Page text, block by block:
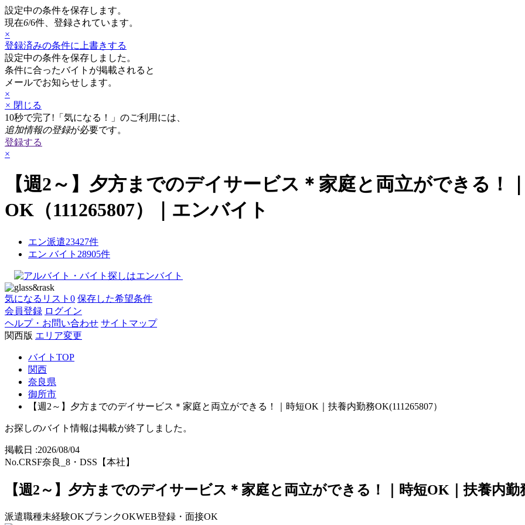
設定中の条件を保存します。
現在6/6件、登録されています。
×
登録済みの条件に上書きする
設定中の条件を保存しました。
条件に合ったバイトが掲載されると
メールでお知らせします。
×
× 閉じる
10秒で完了! 「気になる！」のご利用には、
追加情報の登録が必要です。
登録する
×
【週2～】夕方までのデイサービス＊家庭と両立ができる！
OK（111265807）｜エンバイト
エン派遣23427件
エン バイト 28905件
気になるリスト 0 保存した希望条件
会員登録 ログイン
ヘルプ・お問い合わせ サイトマップ
関西版 エリア変更
バイトTOP
関西
奈良県
御所市
【週2～】夕方までのデイサービス＊家庭と両立ができる！｜時短OK｜扶養内勤務OK(111265807）
お探しのバイト情報は掲載が終了しました。
掲載日 :2026/08/04
No.CRSF奈良_8・DSS【本社】
【週2～】夕方までのデイサービス＊家庭と両立ができる！｜時短OK｜扶養内勤
派遣職種未経験OKブランクOKWEB登録・面接OK